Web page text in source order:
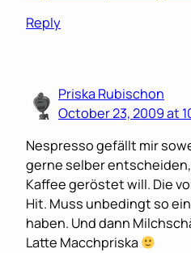
Reply
Priska Rubischon
October 23, 2009 at
Nespresso gefällt mir
gerne selber
Kaffee geröstet will. Die
Hit. Muss unbedingt so
haben. Und dann
Latte Macchpriska